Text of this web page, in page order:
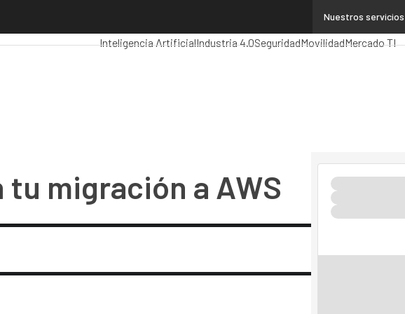
Nuestros servicios
Administración PúblicaMarTechCloud
Inteligencia ArtificialIndustria 4.0SeguridadMovilidadMercado TI
migración a AWS